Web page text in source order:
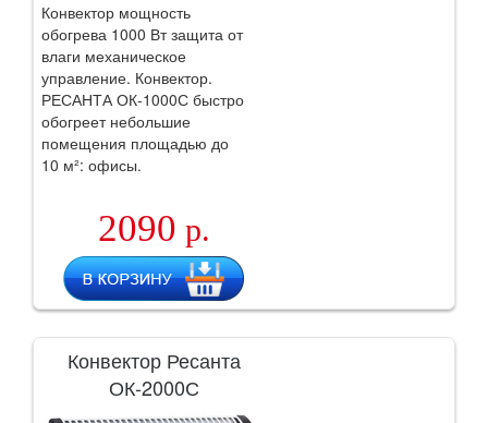
Конвектор мощность
обогрева 1000 Вт защита от
влаги механическое
управление. Конвектор.
РЕСАНТА ОК-1000С быстро
обогреет небольшие
помещения площадью до
10 м²: офисы.
2090 р.
Конвектор Ресанта
ОК-2000С